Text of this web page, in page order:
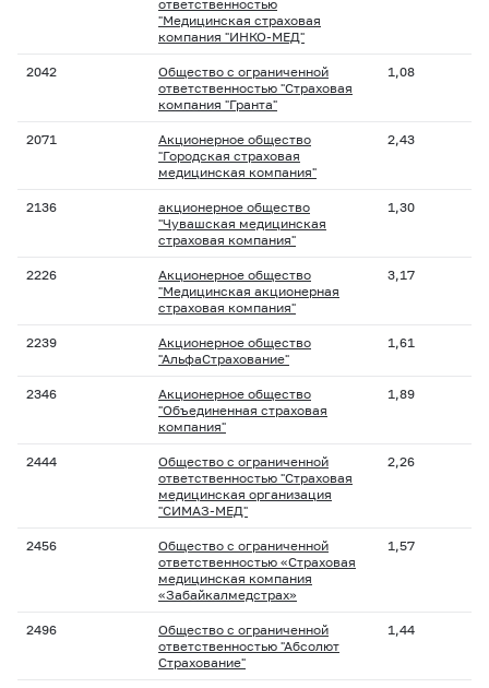
ответственностью
"Медицинская страховая
компания "ИНКО-МЕД"
2042
Общество с ограниченной
ответственностью "Страховая
компания "Гранта"
1,08
2071
Акционерное общество
"Городская страховая
медицинская компания"
2,43
2136
акционерное общество
"Чувашская медицинская
страховая компания"
1,30
2226
Акционерное общество
"Медицинская акционерная
страховая компания"
3,17
2239
Акционерное общество
"АльфаСтрахование"
1,61
2346
Акционерное общество
"Объединенная страховая
компания"
1,89
2444
Общество с ограниченной
ответственностью "Страховая
медицинская организация
"СИМАЗ-МЕД"
2,26
2456
Общество с ограниченной
ответственностью «Страховая
медицинская компания
«Забайкалмедстрах»
1,57
2496
Общество с ограниченной
ответственностью "Абсолют
Страхование"
1,44